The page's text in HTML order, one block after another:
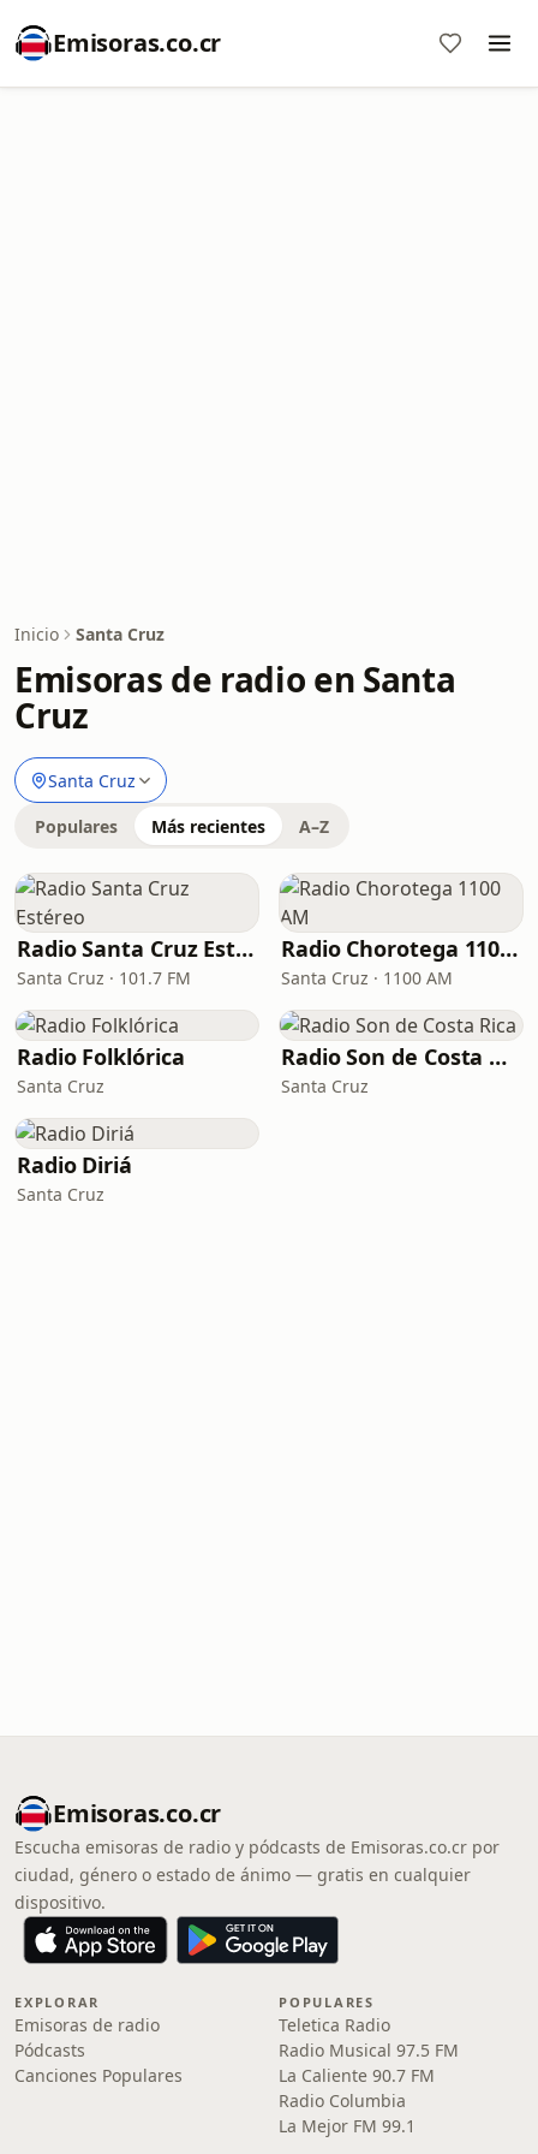
Emisoras.co.cr
Inicio Santa Cruz
Emisoras de radio en Santa
Cruz
Santa Cruz
Populares Más recientes A–Z
Radio Santa Cruz Estéreo
Santa Cruz · 101.7 FM
Radio Chorotega 1100 AM
Santa Cruz · 1100 AM
Radio Folklórica
Santa Cruz
Radio Son de Costa Rica
Santa Cruz
Radio Diriá
Santa Cruz
Emisoras.co.cr
Escucha emisoras de radio y pódcasts de Emisoras.co.cr por
ciudad, género o estado de ánimo — gratis en cualquier
dispositivo.
EXPLORAR
Emisoras de radio
Pódcasts
Canciones Populares
POPULARES
Teletica Radio
Radio Musical 97.5 FM
La Caliente 90.7 FM
Radio Columbia
La Mejor FM 99.1